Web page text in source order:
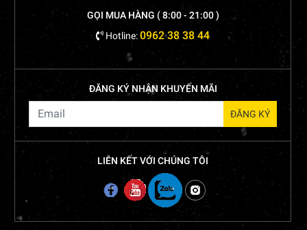
GỌI MUA HÀNG ( 8:00 - 21:00 )
Hotline:0962 38 38 44
ĐĂNG KÝ NHẬN KHUYẾN MÃI
LIÊN KẾT VỚI CHÚNG TÔI